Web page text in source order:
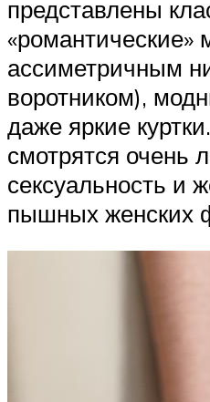
представлены
«романтические»
ассиметричным
воротником),
даже яркие
смотрятся очень
сексуальность и
пышных женских